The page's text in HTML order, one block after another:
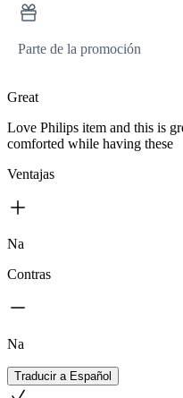
Parte de la promoción
Great
Love Philips item and this is
comforted while having these
Ventajas
Na
Contras
Na
Traducir a Español